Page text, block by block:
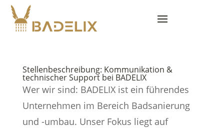
Stellenbeschreibung: Kommunikation &
technischer Support bei BADELIX
Wer wir sind: BADELIX ist ein führendes
Unternehmen im Bereich Badsanierung
und -umbau. Unser Fokus liegt auf